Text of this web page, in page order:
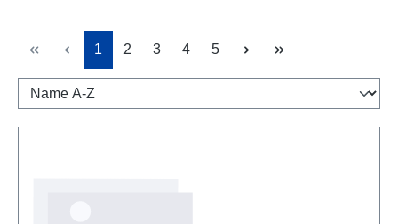
Seite
1 Seite
2 Seite
3 Seite
4 Seite
5